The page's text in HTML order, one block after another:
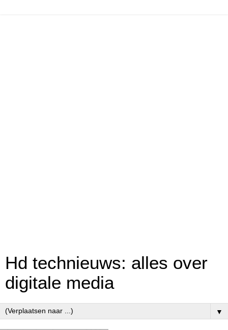
Hd technieuws: alles over
digitale media
▼